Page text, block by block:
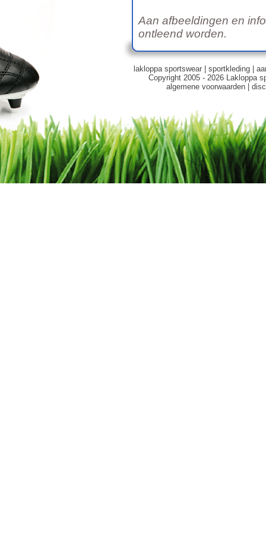
Aan afbeeldingen en
ontleend worden.
lakloppa sportswear| sportkleding|
Copyright 2005 - 2026 Lakloppa
algemene voorwaarden